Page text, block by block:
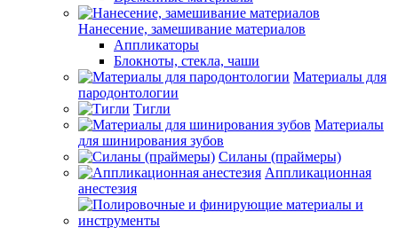
Нанесение, замешивание материалов
Аппликаторы
Блокноты, стекла, чаши
Материалы для
пародонтологии
Тигли
Материалы
для шинирования зубов
Силаны (праймеры)
Аппликационная
анестезия